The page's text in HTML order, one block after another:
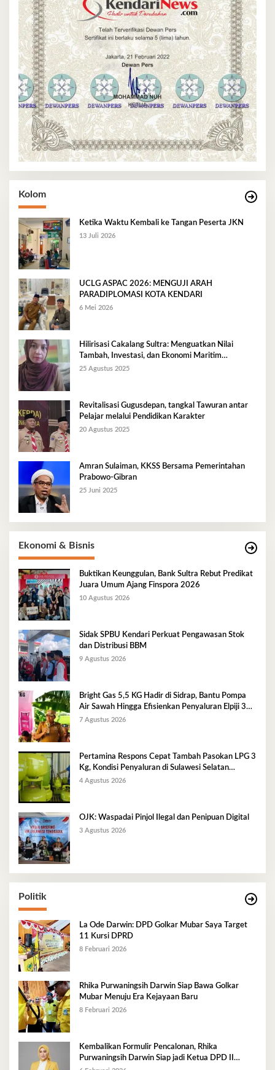
Kolom
Ketika Waktu Kembali ke Tangan Peserta JKN
13 Juli 2026
UCLG ASPAC 2026: MENGUJI ARAH
PARADIPLOMASI KOTA KENDARI
6 Mei 2026
Hilirisasi Cakalang Sultra: Menguatkan Nilai
Tambah, Investasi, dan Ekonomi Maritim
Berkelanjutan
25 Agustus 2025
Revitalisasi Gugusdepan, tangkal Tawuran antar
Pelajar melalui Pendidikan Karakter
20 Agustus 2025
Amran Sulaiman, KKSS Bersama Pemerintahan
Prabowo-Gibran
25 Juni 2025
Ekonomi & Bisnis
Buktikan Keunggulan, Bank Sultra Rebut Predikat
Juara Umum Ajang Finspora 2026
10 Agustus 2026
Sidak SPBU Kendari Perkuat Pengawasan Stok
dan Distribusi BBM
9 Agustus 2026
Bright Gas 5,5 KG Hadir di Sidrap, Bantu Pompa
Air Sawah Hingga Efisienkan Penyaluran Elpiji 3
Kg
7 Agustus 2026
Pertamina Respons Cepat Tambah Pasokan LPG 3
Kg, Kondisi Penyaluran di Sulawesi Selatan
Berlangsung Kondusif
4 Agustus 2026
OJK: Waspadai Pinjol Ilegal dan Penipuan Digital
3 Agustus 2026
Politik
La Ode Darwin: DPD Golkar Mubar Saya Target
11 Kursi DPRD
8 Februari 2026
Rhika Purwaningsih Darwin Siap Bawa Golkar
Mubar Menuju Era Kejayaan Baru
8 Februari 2026
Kembalikan Formulir Pencalonan, Rhika
Purwaningsih Darwin Siap jadi Ketua DPD II